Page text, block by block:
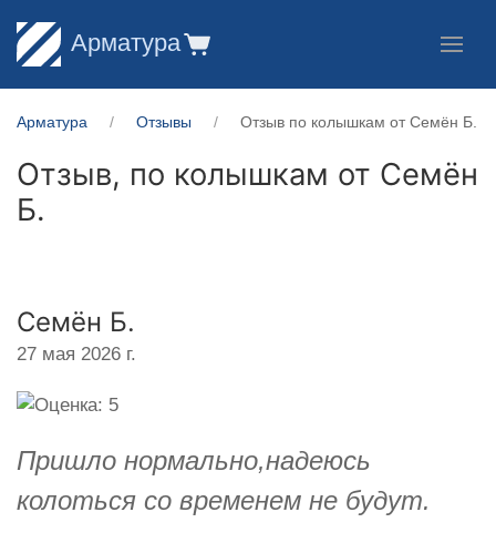
Арматура
Арматура Отзывы Отзыв по колышкам от Семён Б.
Отзыв, по колышкам от Семён
Б.
Семён Б.
27 мая 2026 г.
Пришло нормально,надеюсь
колоться со временем не будут.